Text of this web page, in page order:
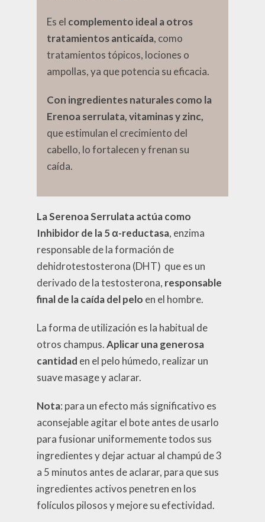
Es el complemento ideal a otros
tratamientos anticaída, como
tratamientos tópicos, lociones o
ampollas, ya que potencia su eficacia.
Con ingredientes naturales como la
Erenoa serrulata, vitaminas y zinc,
que estimulan el crecimiento del
cabello, lo fortalecen y frenan su
caída.
La Serenoa Serrulata actúa como
Inhibidor de la 5 α-reductasa, enzima
responsable de la formación de
dehidrotestosterona (DHT) que es un
derivado de la testosterona, responsable
final de la caída del pelo en el hombre.
La forma de utilización es la habitual de
otros champus.Aplicar una generosa
cantidad en el pelo húmedo, realizar un
suave masage y aclarar.
Nota: para un efecto más significativo es
aconsejable agitar el bote antes de usarlo
para fusionar uniformemente todos sus
ingredientes y dejar actuar al champú de 3
a 5 minutos antes de aclarar, para que sus
ingredientes activos penetren en los
folículos pilosos y mejore su efectividad.